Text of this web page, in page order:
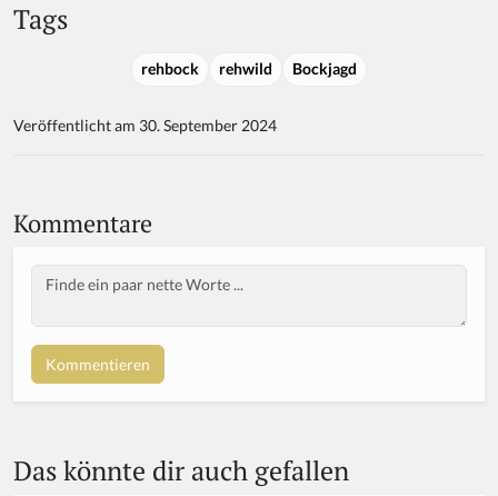
Tags
rehbock rehwild Bockjagd
Veröffentlicht am 30. September 2024
Kommentare
Body
Das könnte dir auch gefallen